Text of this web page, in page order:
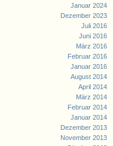
Januar 2024
Dezember 2023
Juli 2016
Juni 2016
März 2016
Februar 2016
Januar 2016
August 2014
April 2014
März 2014
Februar 2014
Januar 2014
Dezember 2013
November 2013